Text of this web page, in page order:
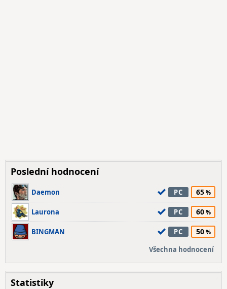
Poslední hodnocení
Daemon PC 65
Laurona PC 60
BINGMAN PC 50
Všechna hodnocení
Statistiky